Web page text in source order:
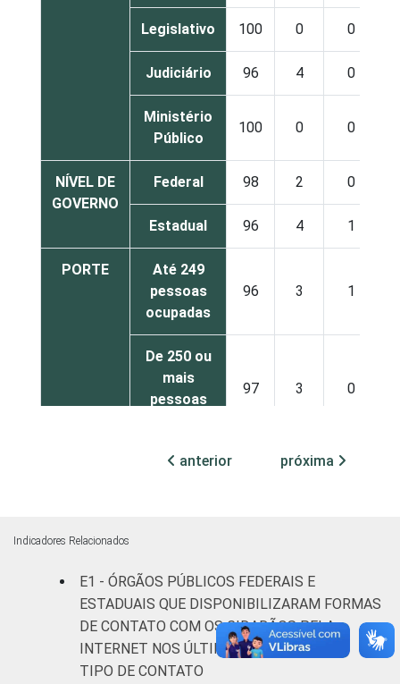
Legislativo 100 0 0
Judiciário 96 4 0
Ministério
Público
100 0 0
NÍVEL DE
GOVERNO
Federal 98 2 0
Estadual 96 4 1
PORTE
Até 249
pessoas
ocupadas
96 3 1
De 250 ou
mais
pessoas
97 3 0
Não
Fonte: CGI.br/NIC.br, Centro Regional de
Sociedade da Informação (Cetic.br),
Pesquisa sobre o uso das tecnologias de
informação e comunicação no setor público
brasileiro – TIC Governo Eletrônico 2023.
anterior próxima
Indicadores Relacionados
E1 - ÓRGÃOS PÚBLICOS FEDERAIS E
ESTADUAIS QUE DISPONIBILIZARAM FORMAS
DE CONTATO COM OS CIDADÃOS PELA
INTERNET NOS ÚLTIMOS 12 MESES, POR
TIPO DE CONTATO